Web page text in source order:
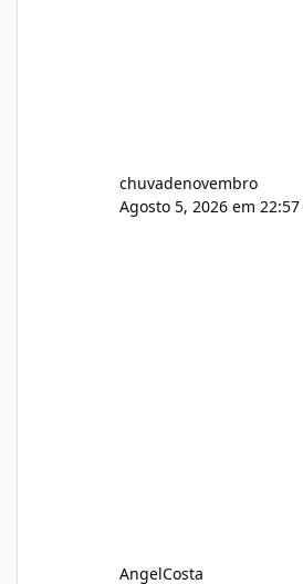
chuvadenovembro
Agosto 5, 2026 em 22:57
AngelCosta